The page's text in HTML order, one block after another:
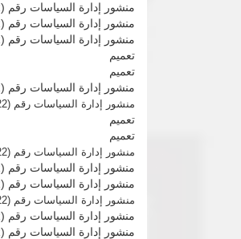
منشور إدارة السياسات رقم (23/2022)
منشور إدارة السياسات رقم (24/2022)
منشور إدارة السياسات رقم (25/2022)
تعميم
تعميم
منشور إدارة السياسات رقم (26/2022)
منشور إدارة السياسات رقم (27/2022)
تعميم
تعميم
منشور إدارة السياسات رقم (28/2022)
منشور إدارة السياسات رقم (29/2022)
منشور إدارة السياسات رقم (30/2022)
منشور إدارة السياسات رقم (31/2022)
منشور إدارة السياسات رقم (32/2022)
منشور إدارة السياسات رقم (33/2022)